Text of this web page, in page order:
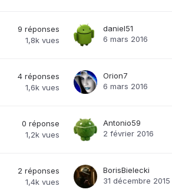
9 réponses
1,8k vues
daniel51
6 mars 2016
4 réponses
1,6k vues
Orion7
6 mars 2016
0 réponse
1,2k vues
Antonio59
2 février 2016
2 réponses
1,4k vues
BorisBielecki
31 décembre 2015